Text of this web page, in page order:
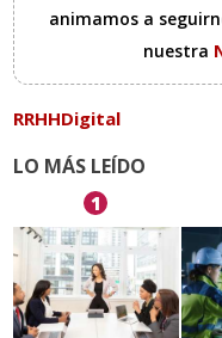
animamos a
nuestra
RRHHDigital
LO MÁS LEÍDO
1